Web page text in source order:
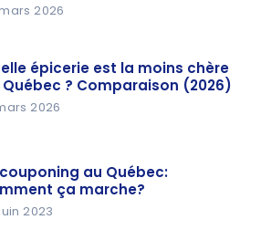
2026
épicerie est la moins chère
Québec ? Comparaison (2026)
2026
couponing au Québec:
ça marche?
2023